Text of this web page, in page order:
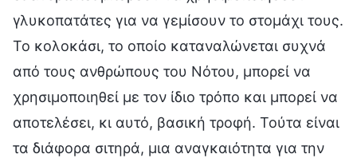
γλυκοπατάτες για να γεμίσουν το στομάχι τους.
Το κολοκάσι, το οποίο καταναλώνεται συχνά
από τους ανθρώπους του Νότου, μπορεί να
χρησιμοποιηθεί με τον ίδιο τρόπο και μπορεί να
αποτελέσει, κι αυτό, βασική τροφή. Τούτα είναι
τα διάφορα σιτηρά, μια αναγκαιότητα για την